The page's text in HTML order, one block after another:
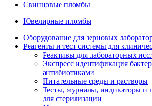
Свинцовые пломбы
Ювелирные пломбы
Оборудование для зерновых
Реагенты и тест системы для
Реактивы для лабораторных
Экспресс идентификация
антибиотиками
Питательные среды и растворы
Тесты, журналы, индикаторы и
для стерилизации